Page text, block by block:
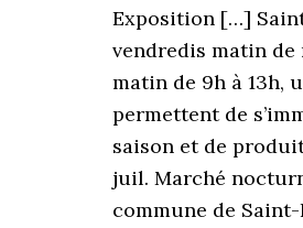
Exposition […]
vendredis matin de
matin de 9h à 13h,
permettent de
saison et de
juil. Marché
commune de